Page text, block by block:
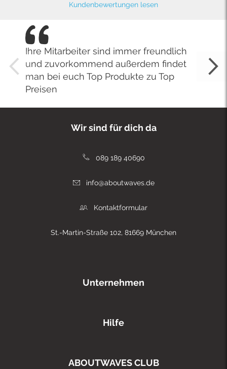
Kundenbewertungen lesen
Ihre Mitarbeiter sind immer freundlich
und zuvorkommend außerdem findet
man bei euch Top Produkte zu Top
Preisen
Wir sind für dich da
089 189 40690
info@aboutwaves.de
Kontaktformular
St.-Martin-Straße 102, 81669 München
Unternehmen
Hilfe
ABOUTWAVES CLUB